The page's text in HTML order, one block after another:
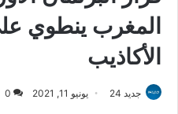
المغرب ينطوي
الأكاذيب
جديد 24 يونيو 11, 2021 0